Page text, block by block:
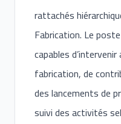
rattachés
Fabrication. Le
capables
fabrication, de
des lancements de
suivi des activités